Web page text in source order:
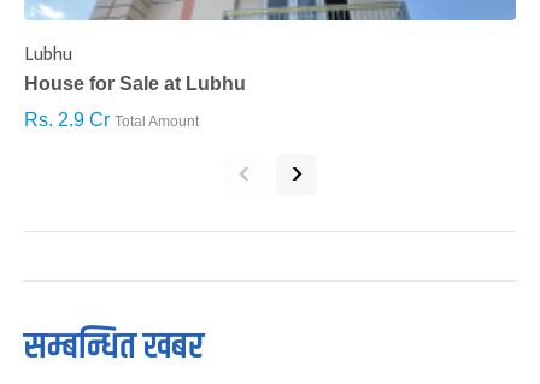
Lubhu
House for Sale at Lubhu
Rs. 2.9 Cr Total Amount
‹ ›
सम्बन्धित खबर